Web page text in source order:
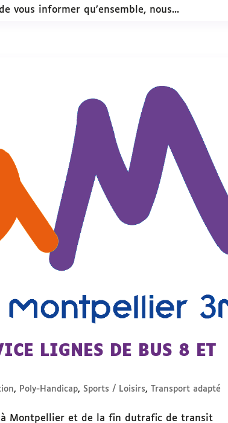
vous informer qu’ensemble, nous...
LIGNES DE BUS 8 ET
, Poly-Handicap,Sports / Loisirs, Transport adapté
à Montpellier et de la fin dutrafic de transit